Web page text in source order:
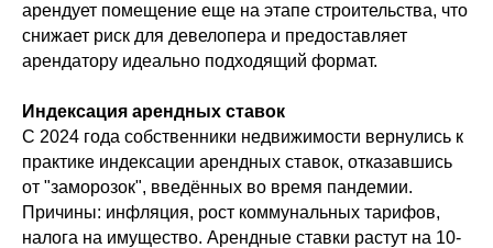
арендует помещение еще на этапе строительства, что
снижает риск для девелопера и предоставляет
арендатору идеально подходящий формат.
Индексация арендных ставок
С 2024 года собственники недвижимости вернулись к
практике индексации арендных ставок, отказавшись
от "заморозок", введённых во время пандемии.
Причины: инфляция, рост коммунальных тарифов,
налога на имущество. Арендные ставки растут на 10-